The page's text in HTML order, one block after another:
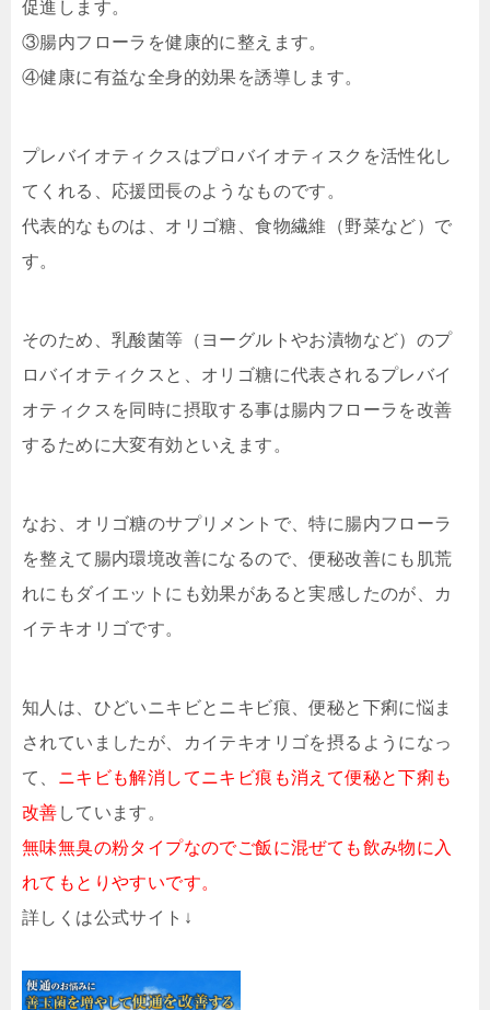
促進します。
③腸内フローラを健康的に整えます。
④健康に有益な全身的効果を誘導します。
プレバイオティクスはプロバイオティスクを活性化し
てくれる、応援団長のようなものです。
代表的なものは、オリゴ糖、食物繊維（野菜など）で
す。
そのため、乳酸菌等（ヨーグルトやお漬物など）のプ
ロバイオティクスと、オリゴ糖に代表されるプレバイ
オティクスを同時に摂取する事は腸内フローラを改善
するために大変有効といえます。
なお、オリゴ糖のサプリメントで、特に腸内フローラ
を整えて腸内環境改善になるので、便秘改善にも肌荒
れにもダイエットにも効果があると実感したのが、カ
イテキオリゴです。
知人は、ひどいニキビとニキビ痕、便秘と下痢に悩ま
されていましたが、カイテキオリゴを摂るようになっ
て、 ニキビも解消してニキビ痕も消えて便秘と下痢も
改善 しています。
無味無臭の粉タイプなのでご飯に混ぜても飲み物に入
れてもとりやすいです。
詳しくは公式サイト↓